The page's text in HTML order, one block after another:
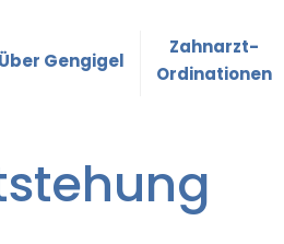
Über Gengigel
Zahnarzt-
Ordinationen